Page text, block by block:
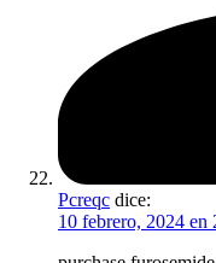
Pcreqc dice:
10 febrero, 2024 en